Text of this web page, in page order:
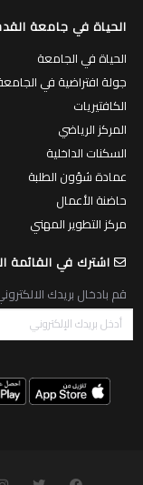
الحياة في جامعة
الحياة في الجامعة
جولة افتراضية في
الكافتيريات
المركز الرياضي
السكنات الداخلية
عمادة شؤون الطلبة
حاضنة الأعمال
مركز التطوير المهني
اشترك في القائمة
قم بادخال بريدك